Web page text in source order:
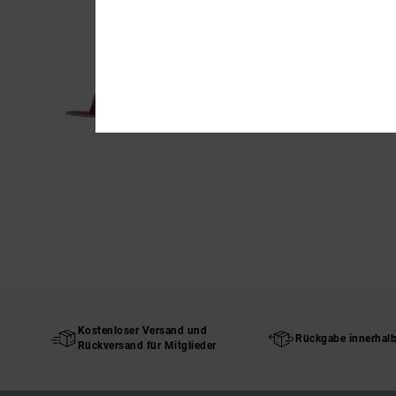
Kostenloser Versand und
Rückversand für Mitglieder
Rückgabe